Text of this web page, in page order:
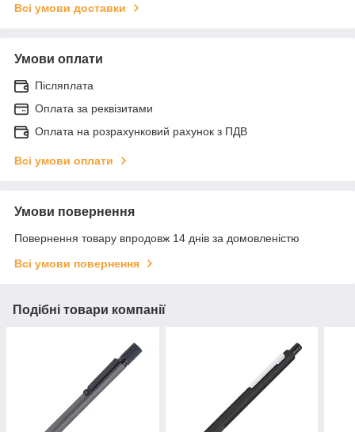
Всі умови доставки
Умови оплати
Післяплата
Оплата за реквізитами
Оплата на розрахунковий рахунок з ПДВ
Всі умови оплати
Умови повернення
Повернення товару впродовж 14 днів за домовленістю
Всі умови повернення
Подібні товари компанії